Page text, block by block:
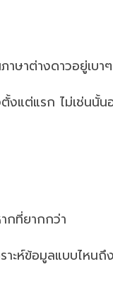
ษาต่างดาวอยู่เบาๆ
แต่แรก ไม่เช่นนั้น
กที่ยากกว่า
ะห์ข้อมูลแบบไหน